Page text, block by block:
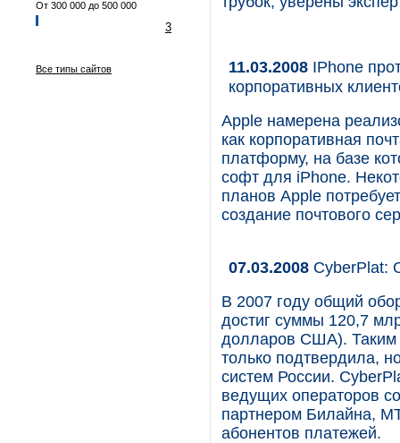
От 300 000 до 500 000
3
Все типы сайтов 11.03.2008 IPhone
корпоративных
Apple намерена
как корпоративная
платформу, на базе
софт для iPhone.
планов Apple
создание почтового
07.03.2008 CyberPlat:
В 2007 году общий
достиг суммы 120,7
долларов США). Таким
только подтвердила,
систем России.
ведущих операторов
партнером Билайна,
абонентов платежей.